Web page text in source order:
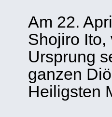
Am 22.
Shojiro Ito,
Ursprung
ganzen
Heiligsten